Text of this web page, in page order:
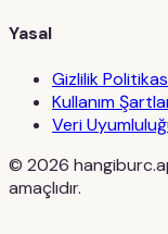
Yasal
Gizlilik
Kullanım
Veri
© 2026
amaçlıdır.